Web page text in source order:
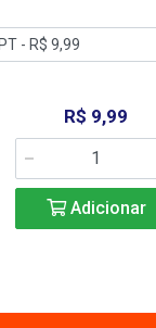
R$ 9,99
Adicionar